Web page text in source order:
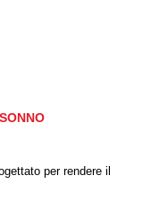
per rendere il